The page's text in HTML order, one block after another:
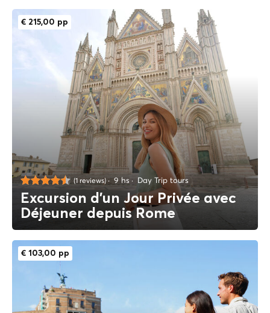
€ 215,00 pp
(1 reviews) 9 hs Day Trip tours
Excursion d'un Jour Privée avec
Déjeuner depuis Rome
€ 103,00 pp